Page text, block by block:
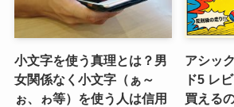
小文字を使う真理とは？男
女関係なく小文字（ぁ～
ぉ、ゎ等）を使う人は信用
アシッ
ド5 レ
買える